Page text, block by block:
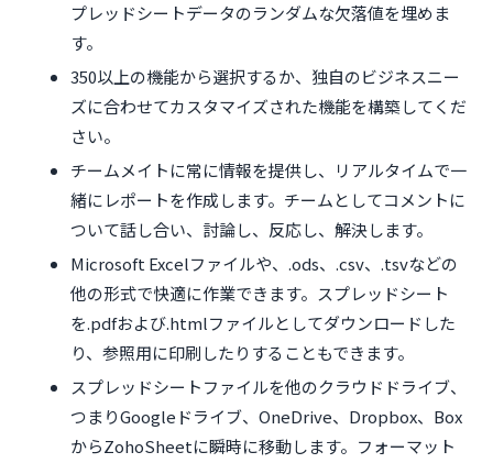
プレッドシートデータのランダムな欠落値を埋めま
す。
350以上の機能から選択するか、独自のビジネスニー
ズに合わせてカスタマイズされた機能を構築してくだ
さい。
チームメイトに常に情報を提供し、リアルタイムで一
緒にレポートを作成します。チームとしてコメントに
ついて話し合い、討論し、反応し、解決します。
Microsoft Excelファイルや、.ods、.csv、.tsvなどの
他の形式で快適に作業できます。スプレッドシート
を.pdfおよび.htmlファイルとしてダウンロードした
り、参照用に印刷したりすることもできます。
スプレッドシートファイルを他のクラウドドライブ、
つまりGoogleドライブ、OneDrive、Dropbox、Box
からZohoSheetに瞬時に移動します。フォーマット